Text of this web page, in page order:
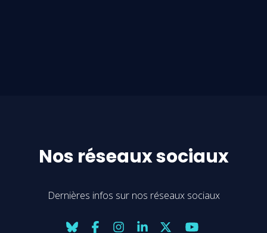
Nos réseaux sociaux
Dernières infos sur nos réseaux sociaux